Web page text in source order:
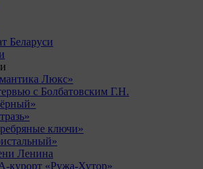
Беларуси
Люкс»
с Болбатовским Г.Н.
ключи»
Ленина
курорт «Ружа-Хутор»